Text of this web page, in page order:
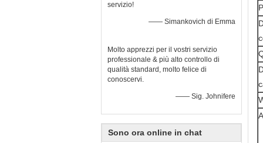
servizio!
—— Simankovich di Emma
Molto apprezzi per il vostri servizio
professionale & più alto controllo di
qualità standard, molto felice di
conoscervi.
—— Sig. Johnifere
Sono ora online in chat